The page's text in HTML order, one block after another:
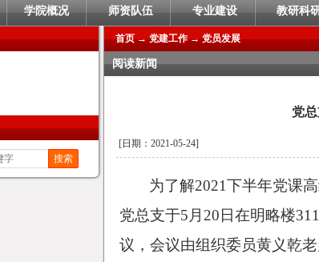
学院概况 师资队伍 专业建设 教研科
搜索
首页→党建工作→党员发展
阅读新闻
党
[日期：2021-05-24]
为了解2021下半年党课
党总支于5月 20 日在明略楼311
议，会议由组织委员黄义乾老